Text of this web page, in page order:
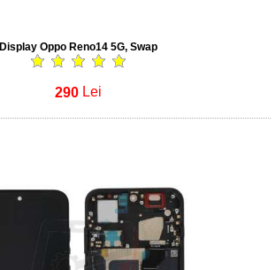
Display Oppo Reno14 5G, Swap
290 Lei